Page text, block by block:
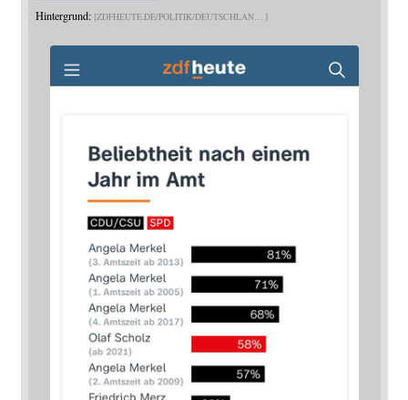
Hintergrund: ZDFHEUTE.DE/POLITIK/DEUTSCHLAN